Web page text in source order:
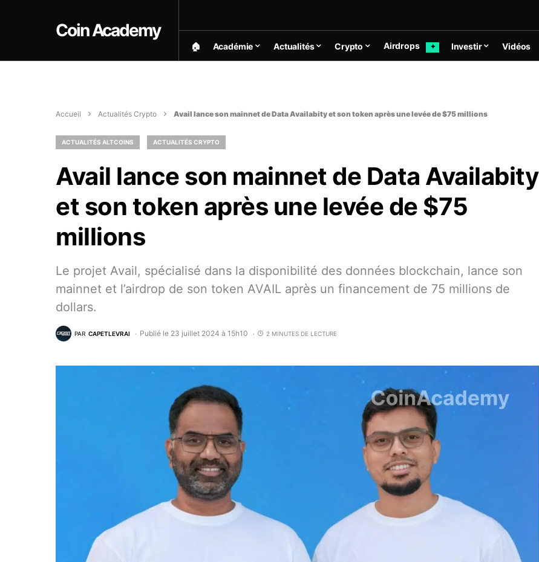
Coin Academy
🏠︎ Académie Actualités Crypto Airdrops ✦ Investir Vidéos
Accueil Actualités Crypto Avail lance son mainnet de Data Availabity et son token après une levée de $75 millions
ACTUALITÉS ALTCOINS ACTUALITÉS CRYPTO
Avail lance son mainnet de Data Availabity
et son token après une levée de $75
millions
Le projet Avail, spécialisé dans la disponibilité des données blockchain, lance son
mainnet et l’airdrop de son token AVAIL après un financement de 75 millions de
dollars.
PAR CAPETLEVRAI Publié le 23 juillet 2024 à 15h10 2 MINUTES DE LECTURE